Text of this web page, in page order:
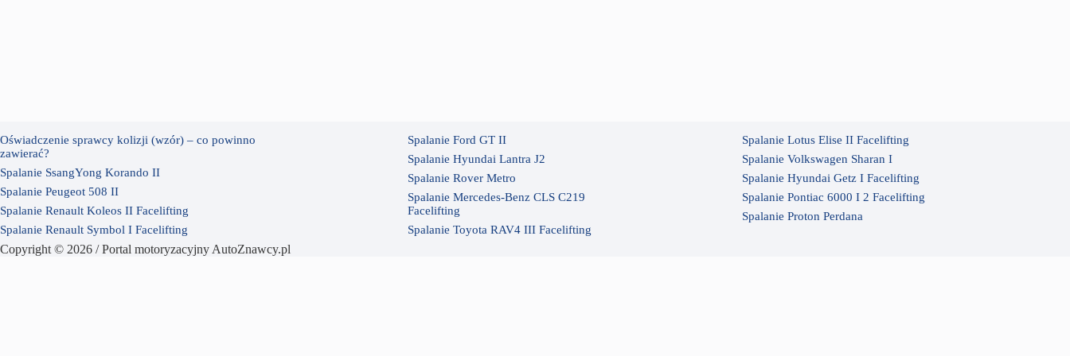
Oświadczenie sprawcy kolizji (wzór) – co powinno
zawierać?
Spalanie SsangYong Korando II
Spalanie Peugeot 508 II
Spalanie Renault Koleos II Facelifting
Spalanie Renault Symbol I Facelifting
Spalanie Ford GT II
Spalanie Hyundai Lantra J2
Spalanie Rover Metro
Spalanie Mercedes-Benz CLS C219
Facelifting
Spalanie Toyota RAV4 III Facelifting
Spalanie Lotus Elise II Facelifting
Spalanie Volkswagen Sharan I
Spalanie Hyundai Getz I Facelifting
Spalanie Pontiac 6000 I 2 Facelifting
Spalanie Proton Perdana
Copyright © 2026 / Portal motoryzacyjny AutoZnawcy.pl